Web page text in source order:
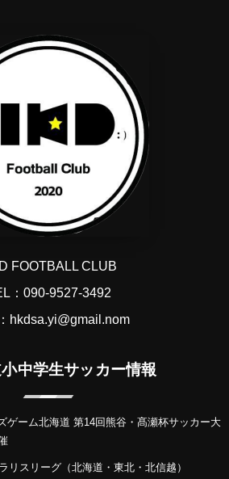
FOOTBALL CLUB
：090-9527-3492
hkdsa.yi@gmail.nom
中学生サッカー情報
ゲーム北海道 第14回熊谷・髙瀬杯サッカー大
リスリーグ（北海道・東北・北信越）